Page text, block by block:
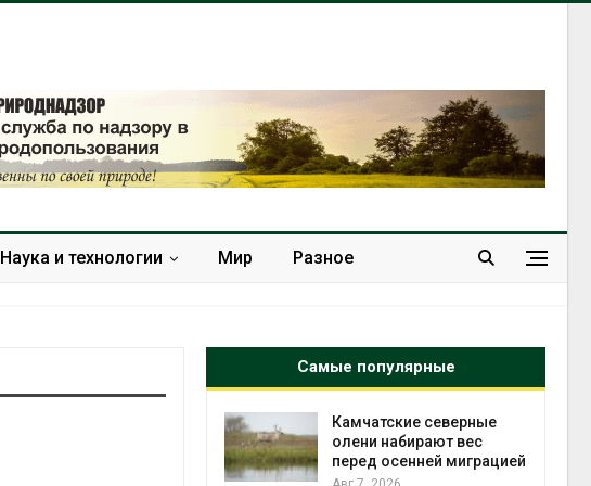
Наука и технологии Мир Разное
Самые популярные
Камчатские северные
олени набирают вес
перед осенней миграцией